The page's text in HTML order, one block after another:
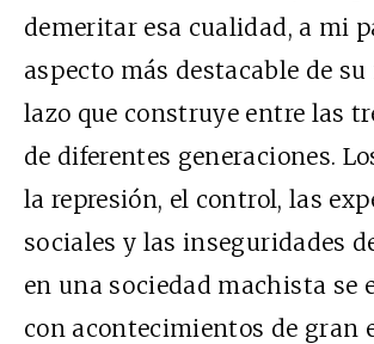
demeritar esa cualidad, a mi
aspecto más destacable de su
lazo que construye entre las
de diferentes generaciones.
la represión, el control, las
sociales y las inseguridades
en una sociedad machista se
con acontecimientos de gran